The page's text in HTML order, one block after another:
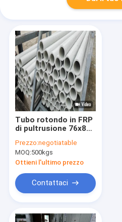
Tubo rotondo in FRP
di pultrusione 76x8
mm Superficie con
imbottitura di
tappeto a maglia
Prezzo:negotiatable
MOQ:500kgs
Ottieni l'ultimo prezzo
Contattaci